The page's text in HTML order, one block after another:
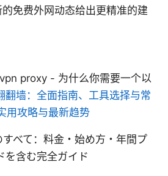
免费外网动态给出更精准的建
proxy - 为什么你需要一个以
翻墙：全面指南、工具选择与常
用攻略与最新趋势
べて：料金・始め方・年間プ
を含む完全ガイド